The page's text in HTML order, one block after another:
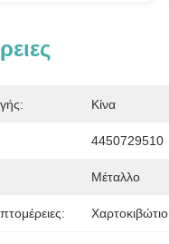
Κίνα
4450729510
Μέταλλο
Χαρτοκιβώτιο